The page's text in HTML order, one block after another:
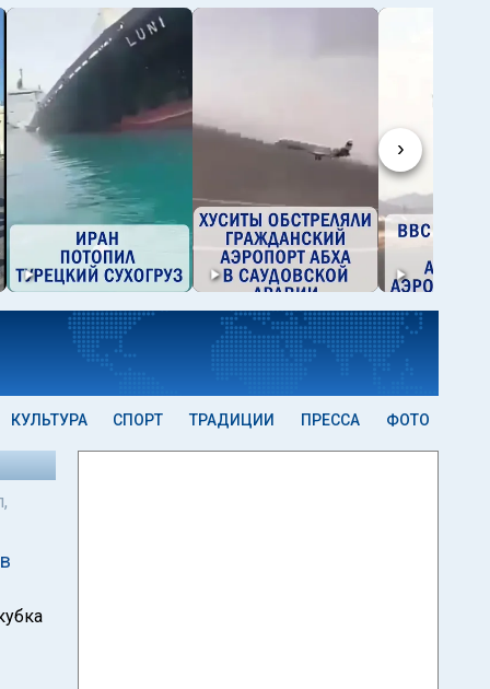
›
КУЛЬТУРА СПОРТ ТРАДИЦИИ ПРЕССА ФОТО